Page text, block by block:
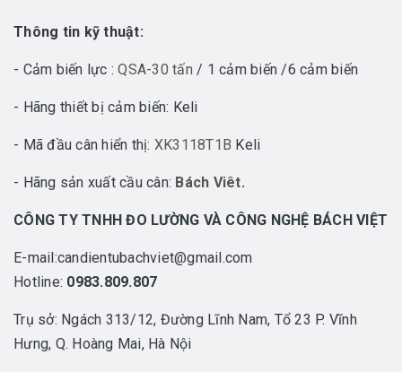
Thông tin kỹ thuật:
- Cảm biến lực :QSA-30 tấn / 1 cảm biến /6 cảm biến
- Hãng thiết bị cảm biến: Keli
- Mã đầu cân hiển thị: XK3118T1B Keli
- Hãng sản xuất cầu cân: Bách Viêt.
CÔNG TY TNHH ĐO LƯỜNG VÀ CÔNG NGHỆ BÁCH VIỆT
E-mail:candientubachviet@gmail.com
Hotline: 0983.809.807
Trụ sở: Ngách 313/12, Đường Lĩnh Nam, Tổ 23 P. Vĩnh
Hưng, Q. Hoàng Mai, Hà Nội